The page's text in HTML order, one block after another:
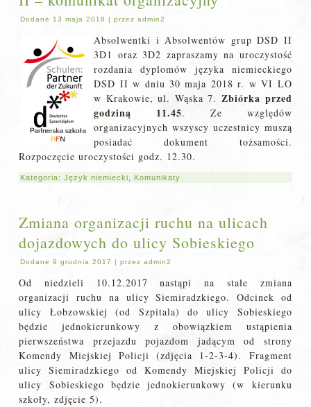
Dodane 13 maja 2018 |przez admin2
Absolwentki i Absolwentów grup DSD II
3D1 oraz 3D2 zapraszamy na uroczystość
rozdania dyplomów języka niemieckiego
DSD II w dniu 30 maja 2018 r. w VI LO
w Krakowie, ul. Wąska 7. Zbiórka przed
godziną 11.45. Ze względów
organizacyjnych wszyscy uczestnicy muszą
posiadać dokument tożsamości.
Rozpoczęcie uroczystości godz. 12.30.
Kategoria:Język niemiecki Komunikaty
Zmiana organizacji ruchu na ulicach
dojazdowych do ulicy Sobieskiego
Dodane 9 grudnia 2017 |przez admin2
Od niedzieli 10.12.2017 nastąpi na stałe zmiana
organizacji ruchu na ulicy Siemiradzkiego. Odcinek od
ulicy Łobzowskiej (od Szpitala) do ulicy Sobieskiego
będzie jednokierunkowy z obowiązkiem ustąpienia
pierwszeństwa przejazdu pojazdom jadącym od strony
Komendy Miejskiej Policji (zdjęcia 1-2-3-4). Fragment
ulicy Siemiradzkiego od Komendy Miejskiej Policji do
ulicy Sobieskiego będzie jednokierunkowy (w kierunku
szkoły, zdjęcie 5).